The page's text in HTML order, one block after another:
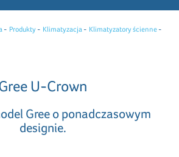
Produkty Klimatyzacja
Klimatyzatory ścienne
U-Crown
Gree o ponadczasowym
designie.